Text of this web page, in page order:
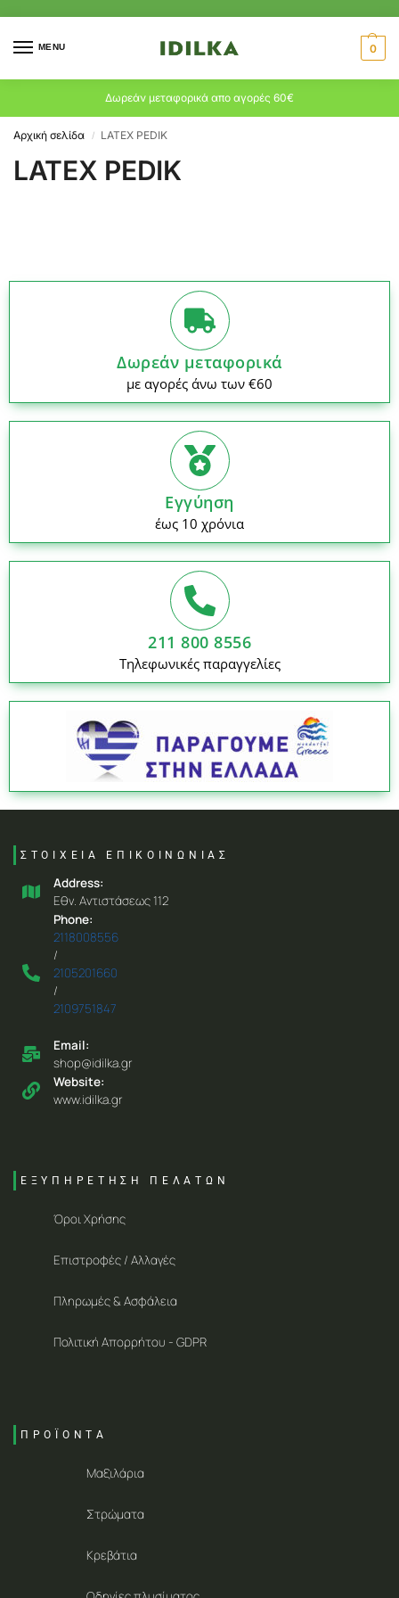
MENU 0
Δωρεάν μεταφορικά απο αγορές 60€
Αρχική σελίδα / LATEX PEDIK
LATEX PEDIK
Δωρεάν μεταφορικά
με αγορές άνω των €60
Εγγύηση
έως 10 χρόνια
211 800 8556
Τηλεφωνικές παραγγελίες
ΣΤΟΙΧΕΙΑ ΕΠΙΚΟΙΝΩΝΙΑΣ
Address:
Eθν. Aντιστάσεως 112
Phone:
2118008556
/
2105201660
/
2109751847
Email:
shop@idilka.gr
Website:
www.idilka.gr
ΕΞΥΠΗΡΕΤΗΣΗ ΠΕΛΑΤΩΝ
Όροι Χρήσης
Επιστροφές / Αλλαγές
Πληρωμές & Ασφάλεια
Πολιτική Απορρήτου - GDPR
ΠΡΟΪΟΝΤΑ
Μαξιλάρια
Στρώματα
Κρεβάτια